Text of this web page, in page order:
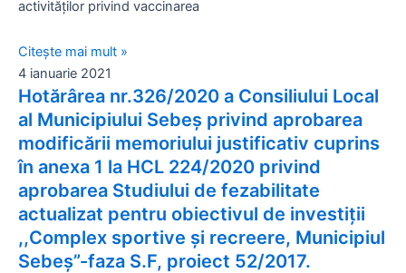
activităților privind vaccinarea
Citește mai mult »
4 ianuarie 2021
Hotărârea nr.326/2020 a Consiliului Local
al Municipiului Sebeș privind aprobarea
modificării memoriului justificativ cuprins
în anexa 1 la HCL 224/2020 privind
aprobarea Studiului de fezabilitate
actualizat pentru obiectivul de investiții
,,Complex sportive și recreere, Municipiul
Sebeș”-faza S.F, proiect 52/2017.